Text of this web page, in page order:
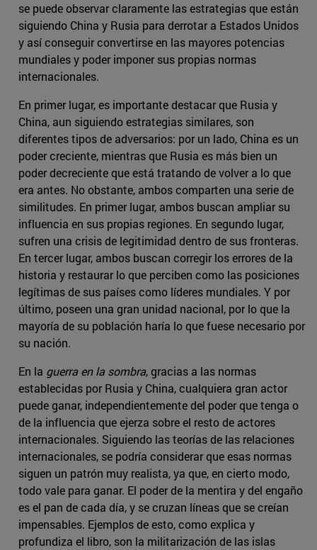
se puede observar claramente las estrategias que están
siguiendo China y Rusia para derrotar a Estados Unidos
y así conseguir convertirse en las mayores potencias
mundiales y poder imponer sus propias normas
internacionales.
En primer lugar, es importante destacar que Rusia y
China, aun siguiendo estrategias similares, son
diferentes tipos de adversarios: por un lado, China es un
poder creciente, mientras que Rusia es más bien un
poder decreciente que está tratando de volver a lo que
era antes. No obstante, ambos comparten una serie de
similitudes. En primer lugar, ambos buscan ampliar su
influencia en sus propias regiones. En segundo lugar,
sufren una crisis de legitimidad dentro de sus fronteras.
En tercer lugar, ambos buscan corregir los errores de la
historia y restaurar lo que perciben como las posiciones
legítimas de sus países como líderes mundiales. Y por
último, poseen una gran unidad nacional, por lo que la
mayoría de su población haría lo que fuese necesario por
su nación.
En la guerra en la sombra, gracias a las normas
establecidas por Rusia y China, cualquiera gran actor
puede ganar, independientemente del poder que tenga o
de la influencia que ejerza sobre el resto de actores
internacionales. Siguiendo las teorías de las relaciones
internacionales, se podría considerar que esas normas
siguen un patrón muy realista, ya que, en cierto modo,
todo vale para ganar. El poder de la mentira y del engaño
es el pan de cada día, y se cruzan líneas que se creían
impensables. Ejemplos de esto, como explica y
profundiza el libro, son la militarización de las islas